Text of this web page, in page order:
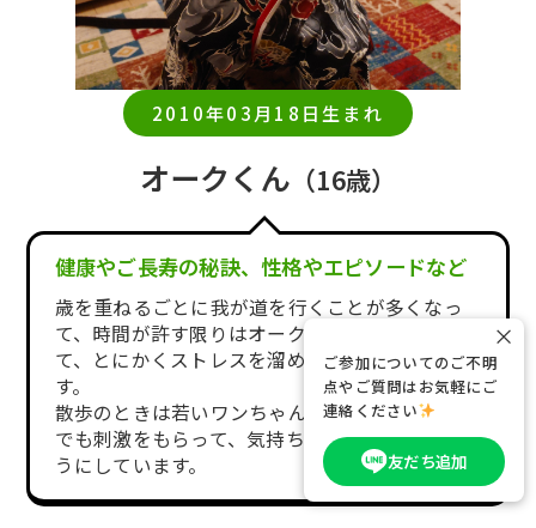
2010年03月18日生まれ
オークくん （16歳）
健康やご長寿の秘訣、性格やエピソードなど
歳を重ねるごとに我が道を行くことが多くなっ
て、時間が許す限りはオークの好きなようにし
て、とにかくストレスを溜めない様にしていま
す。
散歩のときは若いワンちゃんと会うことで少し
でも刺激をもらって、気持ちだけでも若返れるよ
うにしています。
ご参加についてのご不明
点やご質問はお気軽にご
連絡ください
友だち追加
×